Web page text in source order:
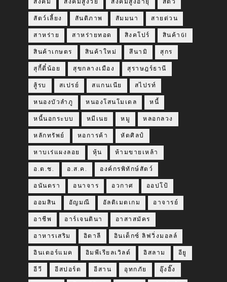
สังคม สังคมสูงวัย สังคมสูงอายุ สัตว์
สัตว์เลี้ยง สันติภาพ สัมมนา สายด่วน
สาหร่าย สาหร่ายทอด สิงคโปร์ สินค้าGI
สินค้าเกษตร สินค้าใหม่ สึนามิ สุกร
สุกี้ตี๋น้อย สุขกลางเมือง สุราษฎร์ธานี
สู้รบ สเปรย์ สแกนเนีย สไปรท์
หนองบัวลำภู หนองโสนโมเดล หนี้
หนี้นอกระบบ หมีเนย หมู หลอกลวง
หลักทรัพย์ หอการค้า หัตศิลป์
หาบเร่แผงลอย หุ้น ห้ามขายเหล้า
อ.ต.ช. อ.ส.ค. องค์กรพิทักษ์สัตว์
อนันตรา อนาจาร อวกาศ ออปโป้
ออมสิน อัญมณี อัลติเมตเกม อาจารย์
อาชีพ อาร์เจนตินา อาสาสมัคร
อาหารเสริม อิตาลี อินเด็กซ์ ลิฟวิ่งมอลล์
อินเตอร์แมค อิมพีเรียลเวิลด์ อิสลาม อียู
อีวี อีสปอร์ต อีสาน อุทกภัย อุ๊งอิ๊ง